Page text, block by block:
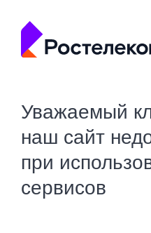
Уважаемый
наш сайт
при
сервисов